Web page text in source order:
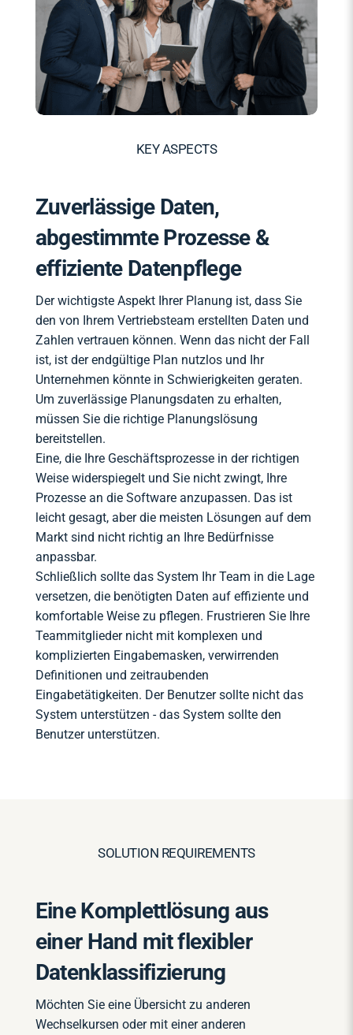
KEY ASPECTS
Zuverlässige Daten,
abgestimmte Prozesse &
effiziente Datenpflege
Der wichtigste Aspekt Ihrer Planung ist, dass Sie
den von Ihrem Vertriebsteam erstellten Daten und
Zahlen vertrauen können. Wenn das nicht der Fall
ist, ist der endgültige Plan nutzlos und Ihr
Unternehmen könnte in Schwierigkeiten geraten.
Um zuverlässige Planungsdaten zu erhalten,
müssen Sie die richtige Planungslösung
bereitstellen.
Eine, die Ihre Geschäftsprozesse in der richtigen
Weise widerspiegelt und Sie nicht zwingt, Ihre
Prozesse an die Software anzupassen. Das ist
leicht gesagt, aber die meisten Lösungen auf dem
Markt sind nicht richtig an Ihre Bedürfnisse
anpassbar.
Schließlich sollte das System Ihr Team in die Lage
versetzen, die benötigten Daten auf effiziente und
komfortable Weise zu pflegen. Frustrieren Sie Ihre
Teammitglieder nicht mit komplexen und
komplizierten Eingabemasken, verwirrenden
Definitionen und zeitraubenden
Eingabetätigkeiten. Der Benutzer sollte nicht das
System unterstützen - das System sollte den
Benutzer unterstützen.
SOLUTION REQUIREMENTS
Eine Komplettlösung aus
einer Hand mit flexibler
Datenklassifizierung
Möchten Sie eine Übersicht zu anderen
Wechselkursen oder mit einer anderen